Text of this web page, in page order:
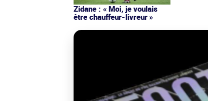
Zidane : « Moi, je voulais
être chauffeur-livreur »